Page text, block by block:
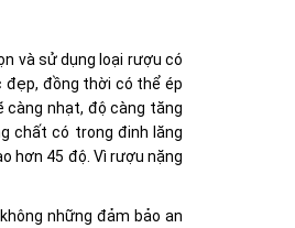
và sử dụng loại rượu có
đẹp, đồng thời có thể ép
càng nhạt, độ càng tăng
chất có trong đinh lăng
hơn 45 độ. Vì rượu nặng
những đảm bảo an